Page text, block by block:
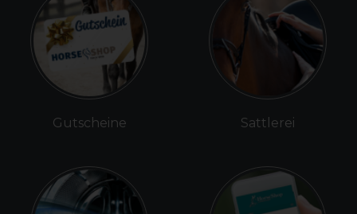
Gutscheine Sattlerei